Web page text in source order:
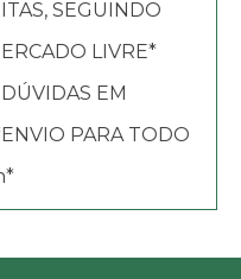
SEGUINDO
LIVRE*
EM
PARA TODO